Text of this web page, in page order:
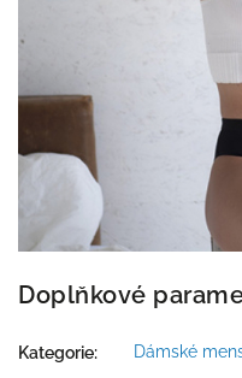
Doplňkové
Kategorie:
Dámské